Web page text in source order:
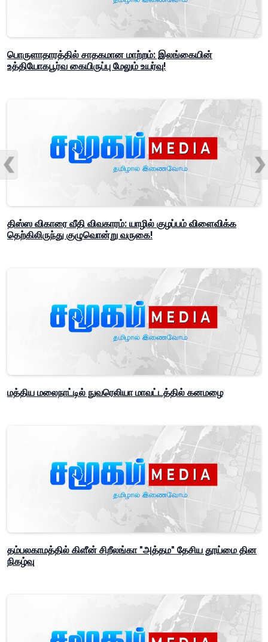
பொருளாதாரத்தில் சாதகமான மாற்றம்: இலங்கையின்
உத்தியோகபூர்வ கையிருப்பு மேலும் உயர்வு!
திஸ்ஸ விகாரை வீதி விவகாரம்: யாழில் குழப்பம் விளைவிக்க
தெற்கிலிருந்து குழுவொன்று வருகை!
மத்திய மலைநாட்டில் நுவரெலியா மாவட்டத்தில் கனமழை
தம்பலகாமத்தில் கிளீன் சிறீலங்கா "அத்தம" தேசிய தூய்மை தின
நிகழ்வு